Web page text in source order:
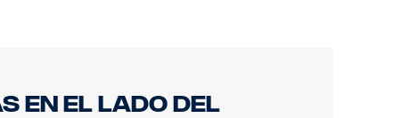
en el lado del